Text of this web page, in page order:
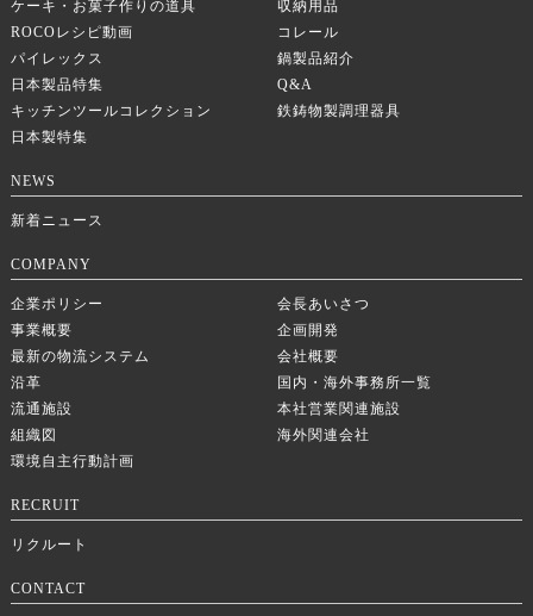
ケーキ・お菓子作りの道具
収納用品
ROCOレシピ動画
コレール
パイレックス
鍋製品紹介
日本製品特集
Q&A
キッチンツールコレクション
鉄鋳物製調理器具
日本製特集
NEWS
新着ニュース
COMPANY
企業ポリシー
会長あいさつ
事業概要
企画開発
最新の物流システム
会社概要
沿革
国内・海外事務所一覧
流通施設
本社営業関連施設
組織図
海外関連会社
環境自主行動計画
RECRUIT
リクルート
CONTACT